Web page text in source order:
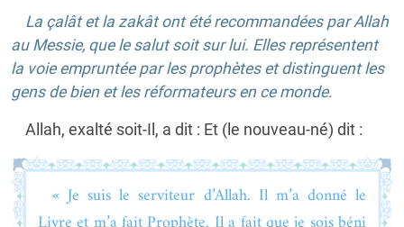
La çalât et la zakât ont été recommandées par Allah
au Messie, que le salut soit sur lui. Elles représentent
la voie empruntée par les prophètes et distinguent les
gens de bien et les réformateurs en ce monde.
Allah, exalté soit-Il, a dit : Et (le nouveau-né) dit :
« Je suis le serviteur d’Allah. Il m’a donné le